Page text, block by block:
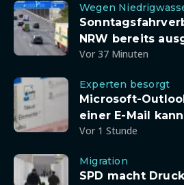
Wegen
NRW bereits
Vor 37 Minuten
Experten besorgt
Microsoft-
einer E-Mail
Vor 1 Stunde
Migration
SPD macht